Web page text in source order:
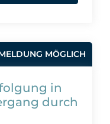
MÖGLICH
in
durch